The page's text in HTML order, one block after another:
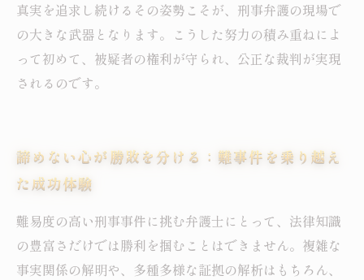
真実を追求し続けるその姿勢こそが、刑事弁護の現場で
の大きな武器となります。こうした努力の積み重ねによ
って初めて、被疑者の権利が守られ、公正な裁判が実現
されるのです。
諦めない心が勝敗を分ける：難事件を乗り越え
た成功体験
難易度の高い刑事事件に挑む弁護士にとって、法律知識
の豊富さだけでは勝利を掴むことはできません。複雑な
事実関係の解明や、多種多様な証拠の解析はもちろん、